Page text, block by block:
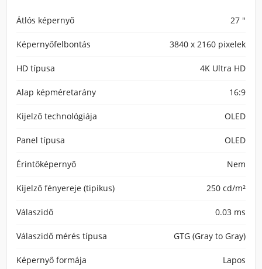
Átlós képernyő 27 "
Képernyőfelbontás 3840 x 2160 pixelek
HD típusa 4K Ultra HD
Alap képméretarány 16:9
Kijelző technológiája OLED
Panel típusa OLED
Érintőképernyő Nem
Kijelző fényereje (tipikus) 250 cd/m²
Válaszidő 0.03 ms
Válaszidő mérés típusa GTG (Gray to Gray)
Képernyő formája Lapos